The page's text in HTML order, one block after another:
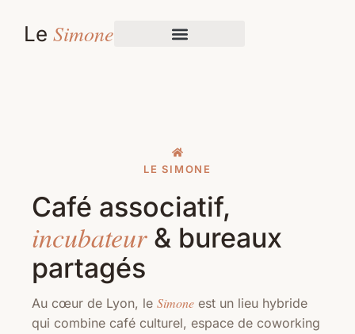
Le Simone
LE SIMONE
Café associatif,
incubateur& bureaux
partagés
Au cœur de Lyon, le Simone est un lieu hybride
qui combine café culturel, espace de coworking